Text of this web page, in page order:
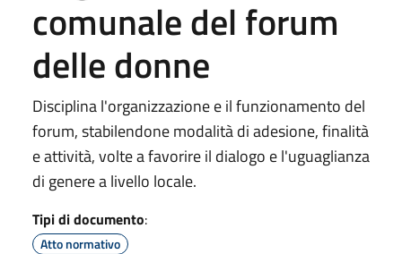
comunale del forum
delle donne
Disciplina l'organizzazione e il funzionamento del
forum, stabilendone modalità di adesione, finalità
e attività, volte a favorire il dialogo e l'uguaglianza
di genere a livello locale.
Tipi di documento:
Atto normativo